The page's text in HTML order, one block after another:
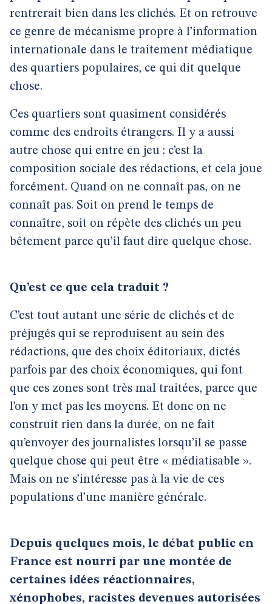
rentrerait bien dans les clichés. Et on retrouve
ce genre de mécanisme propre à l’information
internationale dans le traitement médiatique
des quartiers populaires, ce qui dit quelque
chose.
Ces quartiers sont quasiment considérés
comme des endroits étrangers. Il y a aussi
autre chose qui entre en jeu : c’est la
composition sociale des rédactions, et cela joue
forcément. Quand on ne connaît pas, on ne
connaît pas. Soit on prend le temps de
connaître, soit on répète des clichés un peu
bêtement parce qu’il faut dire quelque chose.
Qu’est ce que cela traduit ?
C’est tout autant une série de clichés et de
préjugés qui se reproduisent au sein des
rédactions, que des choix éditoriaux, dictés
parfois par des choix économiques, qui font
que ces zones sont très mal traitées, parce que
l’on y met pas les moyens. Et donc on ne
construit rien dans la durée, on ne fait
qu’envoyer des journalistes lorsqu’il se passe
quelque chose qui peut être « médiatisable ».
Mais on ne s’intéresse pas à la vie de ces
populations d’une manière générale.
Depuis quelques mois, le débat public en
France est nourri par une montée de
certaines idées réactionnaires,
xénophobes, racistes devenues autorisées